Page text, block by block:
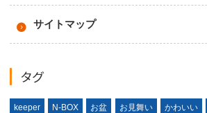
サイトマップ
タグ
keeper N-BOX お盆 お見舞い かわいい